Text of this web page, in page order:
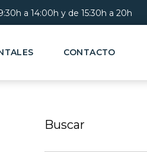
a 14:00h y de 15:30h a 20h​
CONTACTO
Buscar